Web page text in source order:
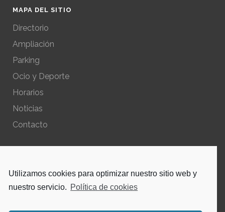
Utilizamos cookies para optimizar nuestro sitio web y
nuestro servicio. Política de cookies
MAPA DEL SITIO
Directorio
Ampliación
Parking
Ocio y Deporte
Horarios
Noticias
Contacto
Política de privacidad – Aviso Legal